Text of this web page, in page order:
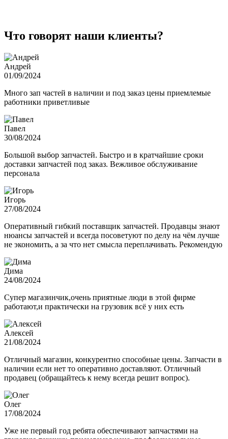
Что говорят наши клиенты?
Андрей
01/09/2024
Много зап частей в наличии и под заказ цены приемлемые
работники приветливые
Павел
30/08/2024
Большой выбор запчастей. Быстро и в кратчайшие сроки
доставки запчастей под заказ. Вежливое обслуживание
персонала
Игорь
27/08/2024
Оперативный гибкий поставщик запчастей. Продавцы знают
нюансы запчастей и всегда посоветуют по делу на чём лучше
не экономить, а за что нет смысла переплачивать. Рекомендую
Дима
24/08/2024
Супер магазинчик,очень приятные люди в этой фирме
работают,и практически на грузовик всё у них есть
Алексей
21/08/2024
Отличный магазин, конкурентно способные цены. Запчасти в
наличии если нет то оперативно доставляют. Отличный
продавец (обращайтесь к нему всегда решит вопрос).
Олег
17/08/2024
Уже не первый год ребята обеспечивают запчастями на